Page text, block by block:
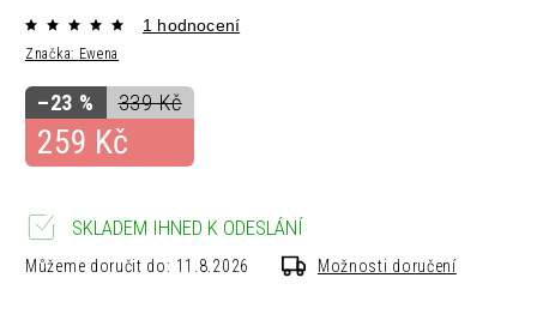
Značka: Ewena
1 hodnocení
339 Kč
–23 %
259 Kč
SKLADEM IHNED K ODESLÁNÍ
Můžeme doručit do: 11.8.2026 Možnosti doručení